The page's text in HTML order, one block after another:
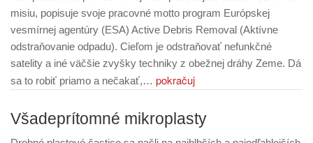
misiu, popisuje svoje pracovné motto program Európskej
vesmírnej agentúry (ESA) Active Debris Removal (Aktívne
odstraňovanie odpadu). Cieľom je odstraňovať nefunkčné
satelity a iné väčšie zvyšky techniky z obežnej dráhy Zeme. Dá
sa to robiť priamo a nečakať,… pokračuj
Všadeprítomné mikroplasty